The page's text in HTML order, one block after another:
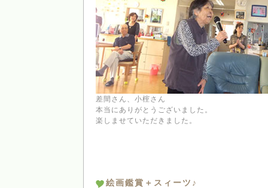
差間さん、小榁さん
本当にありがとうございました。
楽しませていただきました。
絵画鑑賞＋スィーツ♪